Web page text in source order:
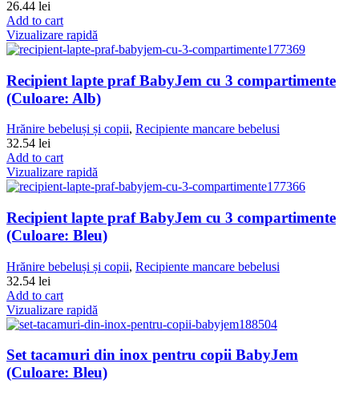
26.44 lei
Add to cart
Vizualizare rapidă
Recipient lapte praf BabyJem cu 3 compartimente
(Culoare: Alb)
Hrănire bebeluși și copii, Recipiente mancare bebelusi
32.54 lei
Add to cart
Vizualizare rapidă
Recipient lapte praf BabyJem cu 3 compartimente
(Culoare: Bleu)
Hrănire bebeluși și copii, Recipiente mancare bebelusi
32.54 lei
Add to cart
Vizualizare rapidă
Set tacamuri din inox pentru copii BabyJem
(Culoare: Bleu)